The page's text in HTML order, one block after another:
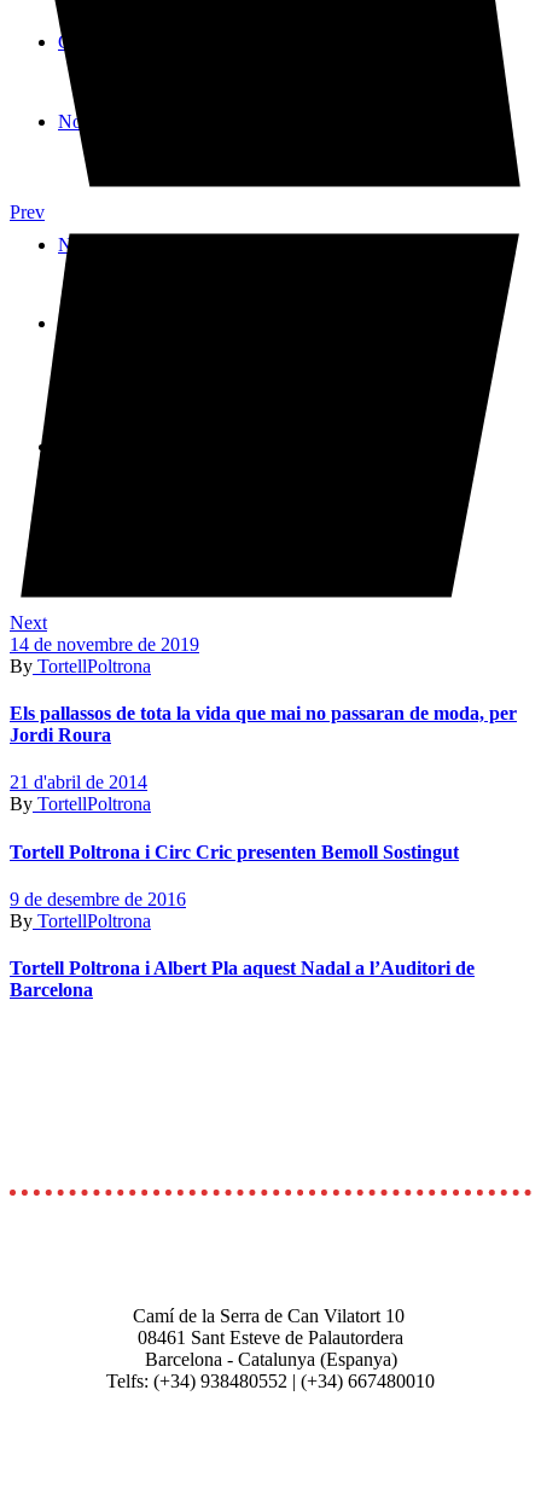
Notícies
Contacte
Galeria
Notícies
Prev
Next
14 de novembre de 2019
By TortellPoltrona
Els pallassos de tota la vida que mai no passaran de moda, per
Jordi Roura
21 d'abril de 2014
By TortellPoltrona
Tortell Poltrona i Circ Cric presenten Bemoll Sostingut
9 de desembre de 2016
By TortellPoltrona
Tortell Poltrona i Albert Pla aquest Nadal a l’Auditori de
Barcelona
Camí de la Serra de Can Vilatort 10
08461 Sant Esteve de Palautordera
Barcelona - Catalunya (Espanya)
Telfs: (+34) 938480552 | (+34) 667480010